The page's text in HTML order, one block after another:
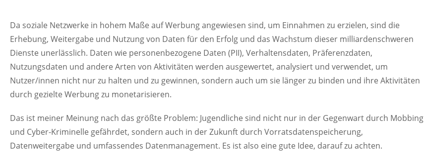
Da soziale Netzwerke in hohem Maße auf Werbung angewiesen sind, um Einnahmen zu erzielen, sind die
Erhebung, Weitergabe und Nutzung von Daten für den Erfolg und das Wachstum dieser milliardenschweren
Dienste unerlässlich. Daten wie personenbezogene Daten (PII), Verhaltensdaten, Präferenzdaten,
Nutzungsdaten und andere Arten von Aktivitäten werden ausgewertet, analysiert und verwendet, um
Nutzer/innen nicht nur zu halten und zu gewinnen, sondern auch um sie länger zu binden und ihre Aktivitäten
durch gezielte Werbung zu monetarisieren.
Das ist meiner Meinung nach das größte Problem: Jugendliche sind nicht nur in der Gegenwart durch Mobbing
und Cyber-Kriminelle gefährdet, sondern auch in der Zukunft durch Vorratsdatenspeicherung,
Datenweitergabe und umfassendes Datenmanagement. Es ist also eine gute Idee, darauf zu achten.